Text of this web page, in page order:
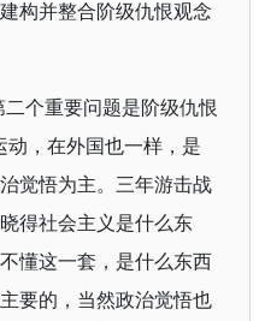
构并整合阶级仇恨观念
个重要问题是阶级仇恨
动，在外国也一样，是
觉悟为主。三年游击战
得社会主义是什么东
懂这一套，是什么东西
要的，当然政治觉悟也